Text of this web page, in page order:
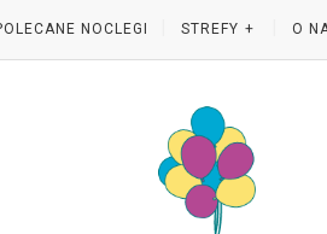
NOCLEGI STREFY O